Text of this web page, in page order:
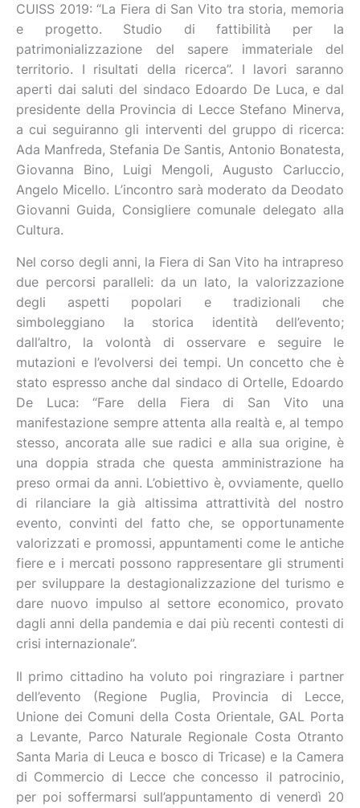
CUISS 2019: “La Fiera di San Vito tra storia, memoria
e progetto. Studio di fattibilità per la
patrimonializzazione del sapere immateriale del
territorio. I risultati della ricerca”. I lavori saranno
aperti dai saluti del sindaco Edoardo De Luca, e dal
presidente della Provincia di Lecce Stefano Minerva,
a cui seguiranno gli interventi del gruppo di ricerca:
Ada Manfreda, Stefania De Santis, Antonio Bonatesta,
Giovanna Bino, Luigi Mengoli, Augusto Carluccio,
Angelo Micello. L’incontro sarà moderato da Deodato
Giovanni Guida, Consigliere comunale delegato alla
Cultura.
Nel corso degli anni, la Fiera di San Vito ha intrapreso
due percorsi paralleli: da un lato, la valorizzazione
degli aspetti popolari e tradizionali che
simboleggiano la storica identità dell’evento;
dall’altro, la volontà di osservare e seguire le
mutazioni e l’evolversi dei tempi. Un concetto che è
stato espresso anche dal sindaco di Ortelle, Edoardo
De Luca: “Fare della Fiera di San Vito una
manifestazione sempre attenta alla realtà e, al tempo
stesso, ancorata alle sue radici e alla sua origine, è
una doppia strada che questa amministrazione ha
preso ormai da anni. L’obiettivo è, ovviamente, quello
di rilanciare la già altissima attrattività del nostro
evento, convinti del fatto che, se opportunamente
valorizzati e promossi, appuntamenti come le antiche
fiere e i mercati possono rappresentare gli strumenti
per sviluppare la destagionalizzazione del turismo e
dare nuovo impulso al settore economico, provato
dagli anni della pandemia e dai più recenti contesti di
crisi internazionale”.
Il primo cittadino ha voluto poi ringraziare i partner
dell’evento (Regione Puglia, Provincia di Lecce,
Unione dei Comuni della Costa Orientale, GAL Porta
a Levante, Parco Naturale Regionale Costa Otranto
Santa Maria di Leuca e bosco di Tricase) e la Camera
di Commercio di Lecce che concesso il patrocinio,
per poi soffermarsi sull’appuntamento di venerdì 20